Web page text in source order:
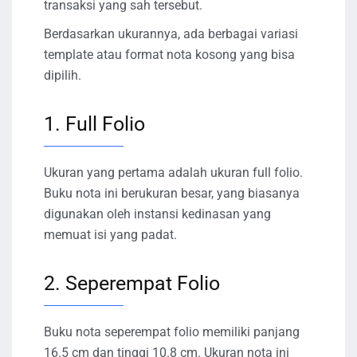
transaksi yang sah tersebut.
Berdasarkan ukurannya, ada berbagai variasi
template atau format nota kosong yang bisa
dipilih.
1. Full Folio
Ukuran yang pertama adalah ukuran full folio.
Buku nota ini berukuran besar, yang biasanya
digunakan oleh instansi kedinasan yang
memuat isi yang padat.
2. Seperempat Folio
Buku nota seperempat folio memiliki panjang
16.5 cm dan tinggi 10.8 cm. Ukuran nota ini